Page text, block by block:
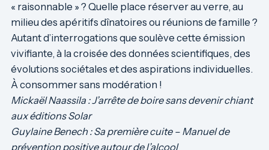
« raisonnable » ? Quelle place réserver au verre, au
milieu des apéritifs dînatoires ou réunions de famille ?
Autant d’interrogations que soulève cette émission
vivifiante, à la croisée des données scientifiques, des
évolutions sociétales et des aspirations individuelles.
À consommer sans modération !
Mickaël Naassila :J’arrête de boire sans devenir chiant
aux éditions Solar
Guylaine Benech : Sa première cuite – Manuel de
prévention positive autour de l’alcool